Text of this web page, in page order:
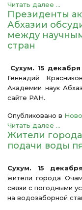
Читать далее ...
Президенты
Абхазии
между
стран
Сухум. 15
Геннадий
Академии наук
сайте РАН.
Опубликовано в
Читать далее ...
Жители
подачи воды
Сухум. 15
жители города
связи с погодными
на водозаборной